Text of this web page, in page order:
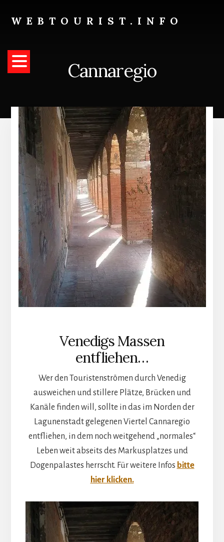
content
WEBTOURIST.INFO
Reisen
Cannaregio
Venedigs Massen
entfliehen…
Wer den Touristenströmen durch Venedig
ausweichen und stillere Plätze, Brücken und
Kanäle finden will, sollte in das im Norden der
Lagunenstadt gelegenen Viertel Cannaregio
entfliehen, in dem noch weitgehend „normales“
Leben weit abseits des Markusplatzes und
Dogenpalastes herrscht. Für weitere Infos bitte
hier klicken.